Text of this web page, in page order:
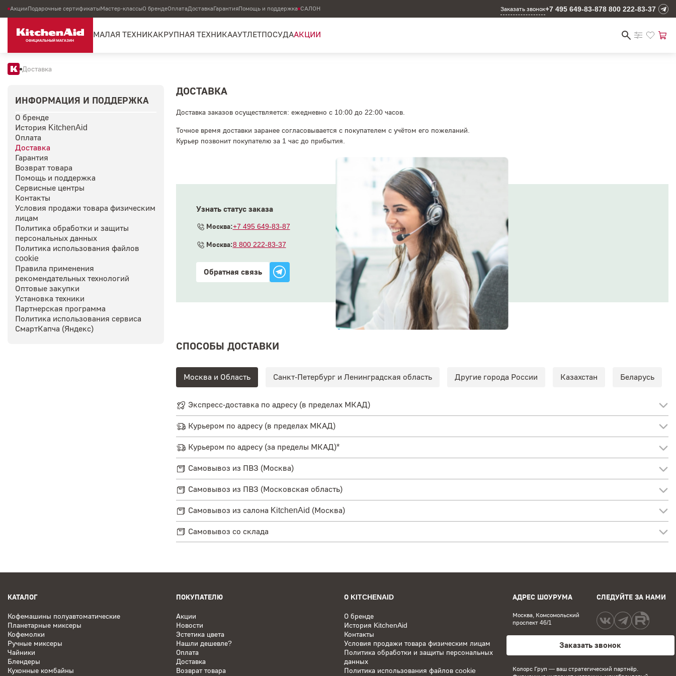
АкцииПодарочные сертификатыМастер-классыО брендеОплатаДоставкаГарантияПомощь и поддержка САЛОН Заказать звонок+7 495 649-83-878 800 222-83-37
МАЛАЯ ТЕХНИКАКРУПНАЯ ТЕХНИКААУТЛЕТПОСУДААКЦИИ
Доставка
ИНФОРМАЦИЯ И ПОДДЕРЖКА
О бренде
История KitchenAid
Оплата
Доставка
Гарантия
Возврат товара
Помощь и поддержка
Сервисные центры
Контакты
Условия продажи товара физическим
лицам
Политика обработки и защиты
персональных данных
Политика использования файлов
cookie
Правила применения
рекомендательных технологий
Оптовые закупки
Установка техники
Партнерская программа
Политика использования сервиса
СмартКапча (Яндекс)
ДОСТАВКА
Доставка заказов осуществляется: ежедневно с 10:00 до 22:00 часов.
Точное время доставки заранее согласовывается с покупателем с учётом его пожеланий.
Курьер позвонит покупателю за 1 час до прибытия.
Узнать статус заказа
Москва:+7 495 649-83-87
Москва:8 800 222-83-37
Обратная связь
СПОСОБЫ ДОСТАВКИ
Москва и Область Санкт-Петербург и Ленинградская область Другие города России Казахстан Беларусь
Экспресс-доставка по адресу (в пределах МКАД)
Курьером по адресу (в пределах МКАД)
Курьером по адресу (за пределы МКАД)*
Самовывоз из ПВЗ (Москва)
Самовывоз из ПВЗ (Московская область)
Самовывоз из салона KitchenAid (Москва)
Самовывоз со склада
КАТАЛОГ
Кофемашины полуавтоматические
Планетарные миксеры
Кофемолки
Ручные миксеры
Чайники
Блендеры
Кухонные комбайны
ПОКУПАТЕЛЮ
Акции
Новости
Эстетика цвета
Нашли дешевле?
Оплата
Доставка
Возврат товара
О KITCHENAID
О бренде
История KitchenAid
Контакты
Условия продажи товара физическим лицам
Политика обработки и защиты персональных
данных
Политика использования файлов cookie
АДРЕС ШОУРУМА
Москва, Комсомольский
проспект 46/1
СЛЕДУЙТЕ ЗА НАМИ
Заказать звонок
Колорс Груп — ваш стратегический партнёр.